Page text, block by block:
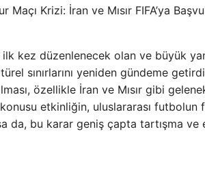
Maçı Krizi: İran ve Mısır FIFA’ya
ilk kez düzenlenecek olan ve büyük
sınırlarını yeniden gündeme
özellikle İran ve Mısır gibi
etkinliğin, uluslararası futbolun
da, bu karar geniş çapta tartışma